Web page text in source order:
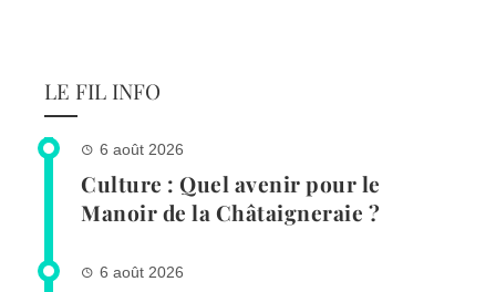
LE FIL INFO
6 août 2026
Culture : Quel avenir pour le
Manoir de la Châtaigneraie ?
6 août 2026